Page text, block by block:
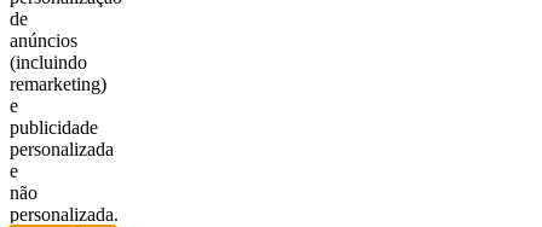
de
anúncios
(incluindo
remarketing)
e
publicidade
personalizada
e
não
personalizada.